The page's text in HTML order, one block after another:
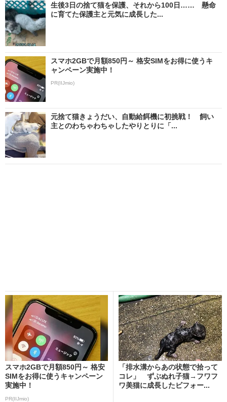
生後3日の捨て猫を保護、それから100日…… 懸命
に育てた保護主と元気に成長した...
スマホ2GBで月額850円～ 格安SIMをお得に使うキ
ャンペーン実施中！
PR(IIJmio)
元捨て猫きょうだい、自動給餌機に初挑戦！ 飼い
主とのわちゃわちゃしたやりとりに「...
スマホ2GBで月額850円～ 格安
SIMをお得に使うキャンペーン
実施中！
PR(IIJmio)
「排水溝からあの状態で拾って
コレ」 ずぶぬれ子猫→フワフ
ワ美猫に成長したビフォー...